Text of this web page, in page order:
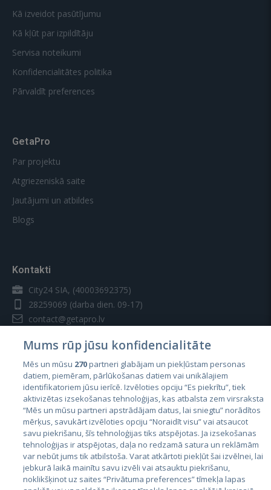
Kā izveidot pasūtījumu
Kā kļūt par izpildītāju
Servisa noteikumi
Konfidencialitātes politika
Pārvaldīt preferences
GetaPro
Par projektu
Atgriezeniskā saite
Jautājumi un atbildes
Blogs
Kontakti
City24 SIA, (40003692375)
28259069 (darba dien. 09-17)
contact@getapro.lv
Valstis
Igaunija
Latvija
Lietuva
Mums rūp jūsu konfidencialitāte
Mēs un mūsu 270partneri glabājam un piekļūstam personas
datiem, piemēram, pārlūkošanas datiem vai unikālajiem
identifikatoriem jūsu ierīcē. Izvēloties opciju “Es piekrītu”, tiek
aktivizētas izsekošanas tehnoloģijas, kas atbalsta zem virsraksta
“Mēs un mūsu partneri apstrādājam datus, lai sniegtu” norādītos
mērķus, savukārt izvēloties opciju “Noraidīt visu” vai atsaucot
savu piekrišanu, šīs tehnoloģijas tiks atspējotas. Ja izsekošanas
tehnoloģijas ir atspējotas, daļa no redzamā satura un reklāmām
var nebūt jums tik atbilstoša. Varat atkārtoti piekļūt šai izvēlnei, lai
jebkurā laikā mainītu savu izvēli vai atsauktu piekrišanu,
noklikšķinot uz saites “Privātuma preferences” tīmekļa lapas